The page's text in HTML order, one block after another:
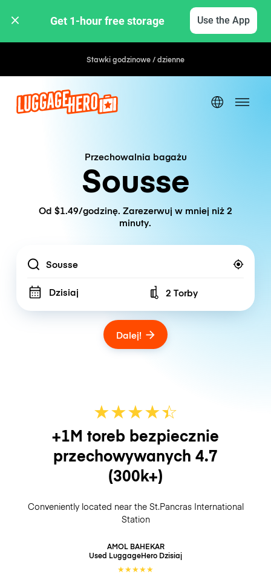
Get 1-hour free storage Use the App
Stawki godzinowe / dzienne
Przechowalnia bagażu
Sousse
Od $1.49/godzinę. Zarezerwuj w mniej niż 2
minuty.
Location
Dzisiaj Number of bags
2 Torby
Dalej!
★★★★☆
★
+1M toreb bezpiecznie
przechowywanych 4.7
(300k+)
Conveniently located near the St.Pancras International
Station
AMOL BAHEKAR
Used LuggageHero Dzisiaj
★★★★★